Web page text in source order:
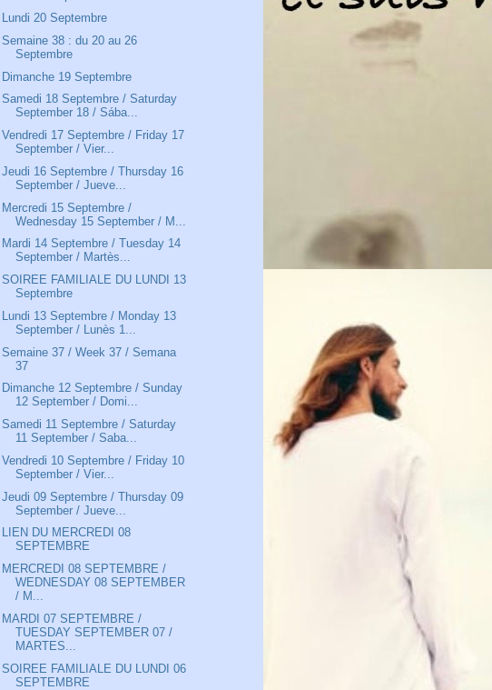
Lundi 20 Septembre
Semaine 38 : du 20 au 26
Septembre
Dimanche 19 Septembre
Samedi 18 Septembre / Saturday
September 18 / Sába...
Vendredi 17 Septembre / Friday 17
September / Vier...
Jeudi 16 Septembre / Thursday 16
September / Jueve...
Mercredi 15 Septembre /
Wednesday 15 September / M...
Mardi 14 Septembre / Tuesday 14
September / Martès...
SOIREE FAMILIALE DU LUNDI 13
Septembre
Lundi 13 Septembre / Monday 13
September / Lunès 1...
Semaine 37 / Week 37 / Semana
37
Dimanche 12 Septembre / Sunday
12 September / Domi...
Samedi 11 Septembre / Saturday
11 September / Saba...
Vendredi 10 Septembre / Friday 10
September / Vier...
Jeudi 09 Septembre / Thursday 09
September / Jueve...
LIEN DU MERCREDI 08
SEPTEMBRE
MERCREDI 08 SEPTEMBRE /
WEDNESDAY 08 SEPTEMBER
/ M...
MARDI 07 SEPTEMBRE /
TUESDAY SEPTEMBER 07 /
MARTES...
SOIREE FAMILIALE DU LUNDI 06
SEPTEMBRE